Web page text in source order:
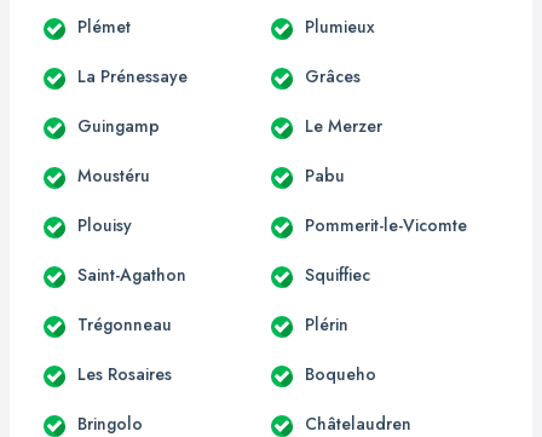
Plémet Plumieux
La Prénessaye Grâces
Guingamp Le Merzer
Moustéru Pabu
Plouisy Pommerit-le-Vicomte
Saint-Agathon Squiffiec
Trégonneau Plérin
Les Rosaires Boqueho
Bringolo Châtelaudren